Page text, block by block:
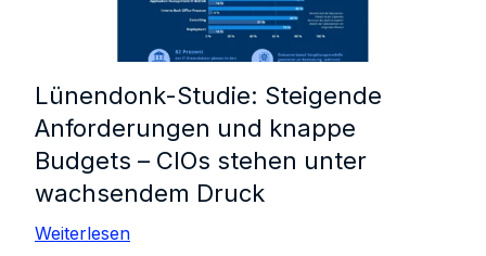
Lünendonk-Studie: Steigende
Anforderungen und knappe
Budgets – CIOs stehen unter
wachsendem Druck
Weiterlesen